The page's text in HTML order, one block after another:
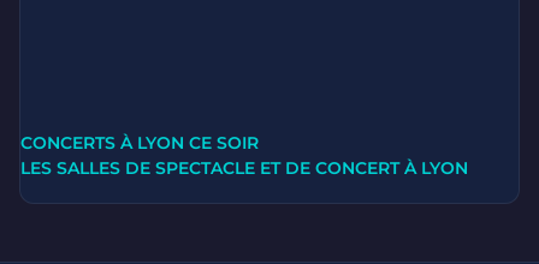
CONCERTS À LYON CE SOIR
LES SALLES DE SPECTACLE ET DE CONCERT À LYON